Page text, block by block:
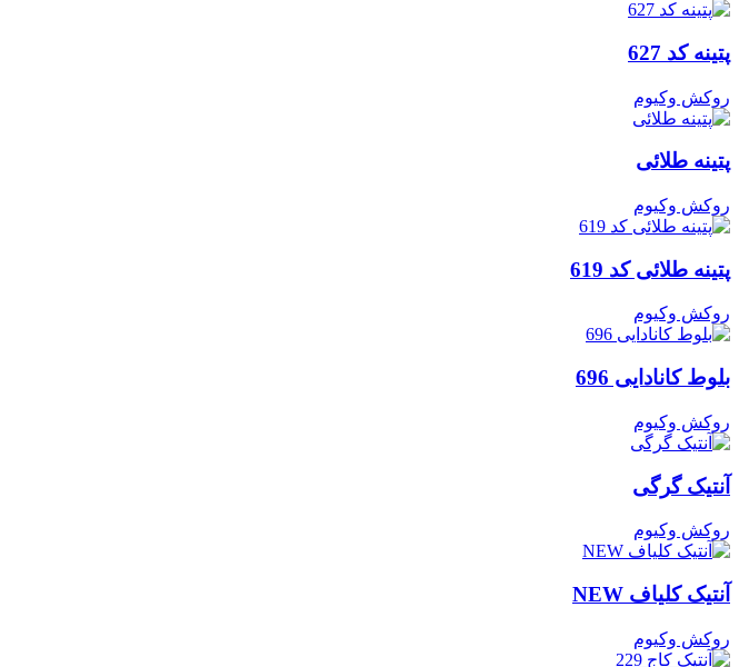
پتینه کد 627
روکش وکیوم
پتینه طلائی
روکش وکیوم
پتینه طلائی کد 619
روکش وکیوم
بلوط کانادایی 696
روکش وکیوم
آنتیک گرگی
روکش وکیوم
آنتیک کلیاف NEW
روکش وکیوم